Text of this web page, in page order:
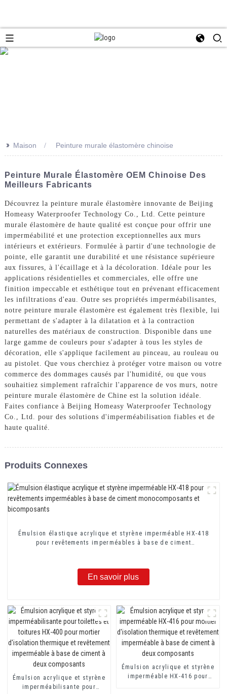
>> Maison Peinture murale élastomère chinoise
Peinture Murale Élastomère OEM Chinoise Des
Meilleurs Fabricants
Découvrez la peinture murale élastomère innovante de Beijing
Homeasy Waterproofer Technology Co., Ltd. Cette peinture
murale élastomère de haute qualité est conçue pour offrir une
imperméabilité et une protection exceptionnelles aux murs
intérieurs et extérieurs. Formulée à partir d'une technologie de
pointe, elle garantit une durabilité et une résistance supérieure
aux fissures, à l'écaillage et à la décoloration. Idéale pour les
applications résidentielles et commerciales, elle offre une
finition impeccable et esthétique tout en prévenant efficacement
les infiltrations d'eau. Outre ses propriétés imperméabilisantes,
notre peinture murale élastomère est également très flexible, lui
permettant de s'adapter à la dilatation et à la contraction
naturelles des matériaux de construction. Disponible dans une
large gamme de couleurs pour s'adapter à tous les styles de
décoration, elle s'applique facilement au pinceau, au rouleau ou
au pistolet. Que vous cherchiez à protéger votre maison ou votre
commerce des dommages causés par l'humidité, ou que vous
souhaitiez simplement rafraîchir l'apparence de vos murs, notre
peinture murale élastomère de Chine est la solution idéale.
Faites confiance à Beijing Homeasy Waterproofer Technology
Co., Ltd. pour des solutions d'imperméabilisation fiables et de
haute qualité.
Produits Connexes
Émulsion élastique acrylique et styrène imperméable HX-418
pour revêtements imperméables à base de ciment
En savoir plus
Émulsion acrylique et styrène
imperméabilisante pour
Émulsion acrylique et styrène
imperméable HX-416 pour